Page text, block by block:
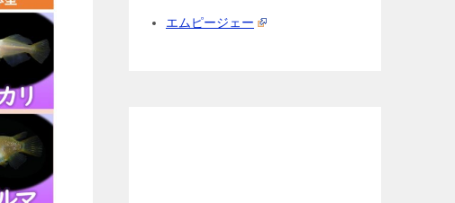
エムピージェー